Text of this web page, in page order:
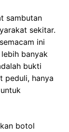
sambutan
sekitar.
ini
banyak
bukti
peduli, hanya
botol